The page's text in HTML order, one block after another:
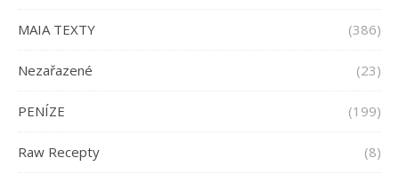
MAIA TEXTY (386)
Nezařazené (23)
PENÍZE (199)
Raw Recepty (8)